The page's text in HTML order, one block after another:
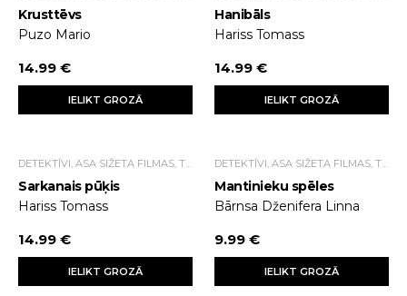
Krusttēvs
Puzo Mario
14.99 €
IELIKT GROZĀ
Hanibāls
Hariss Tomass
14.99 €
IELIKT GROZĀ
DETEKTĪVI, ASA SIŽETA FILMAS, TRILLERI.
Sarkanais pūķis
Hariss Tomass
14.99 €
IELIKT GROZĀ
DETEKTĪVI, ASA SIŽETA FILMAS, TRILLERI.
Mantinieku spēles
Bārnsa Dženifera Linna
9.99 €
IELIKT GROZĀ